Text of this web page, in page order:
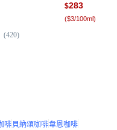
(420)
$283
($3/100ml)
啡 貝納頌咖啡韋恩咖啡